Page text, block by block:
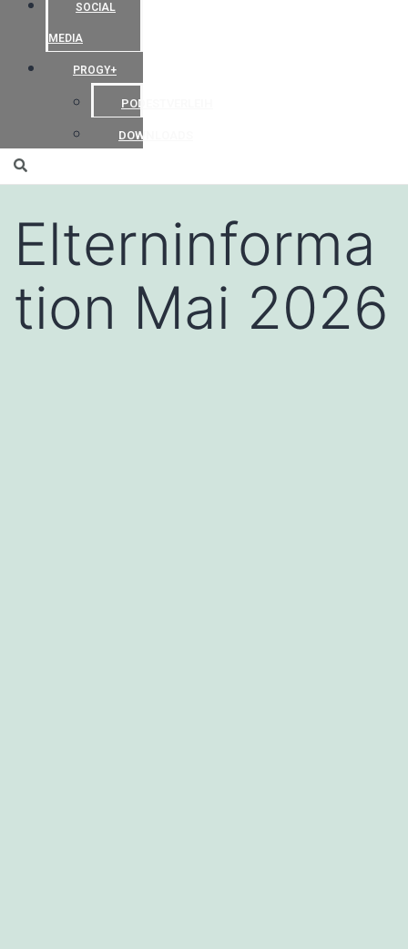
SOCIAL
MEDIA
PROGY+
PODESTVERLEIH
DOWNLOADS
Elterninforma
tion Mai 2026